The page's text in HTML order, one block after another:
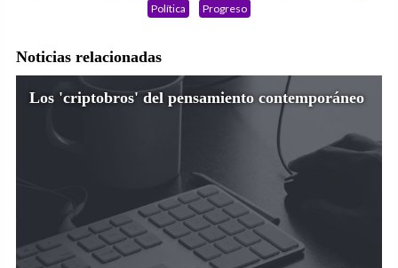
Política
Progreso
Noticias relacionadas
Los 'criptobros' del pensamiento contemporáneo